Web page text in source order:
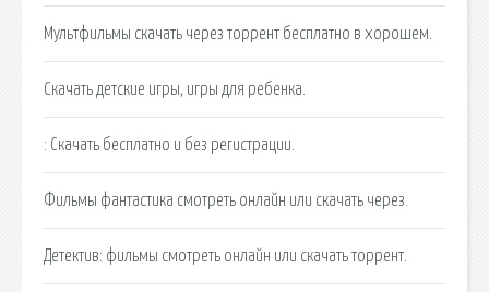
Мультфильмы скачать через торрент бесплатно в хорошем.
Скачать детские игры, игры для ребенка.
: Скачать бесплатно и без регистрации.
Фильмы фантастика смотреть онлайн или скачать через.
Детектив: фильмы смотреть онлайн или скачать торрент.